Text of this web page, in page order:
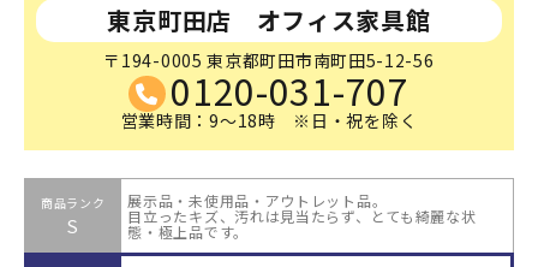
東京町田店 オフィス家具館
〒194-0005 東京都町田市南町田5-12-56
0120-031-707
営業時間：9～18時 ※日・祝を除く
商品ランク
S
展示品・未使用品・アウトレット品。
目立ったキズ、汚れは見当たらず、とても綺麗な状
態・極上品です。